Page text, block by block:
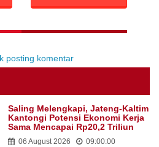
posting komentar
Saling Melengkapi, Jateng-Kaltim
Kantongi Potensi Ekonomi Kerja
Sama Mencapai Rp20,2 Triliun
06 August 2026 09:00:00